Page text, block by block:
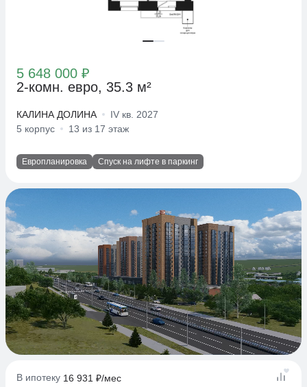
5 648 000 ₽
2-комн. евро, 35.3 м²
КАЛИНА ДОЛИНА
IV кв. 2027
5 корпус
13 из 17 этаж
Европланировка Спуск на лифте в паркинг
В ипотеку 16 931 ₽/мес